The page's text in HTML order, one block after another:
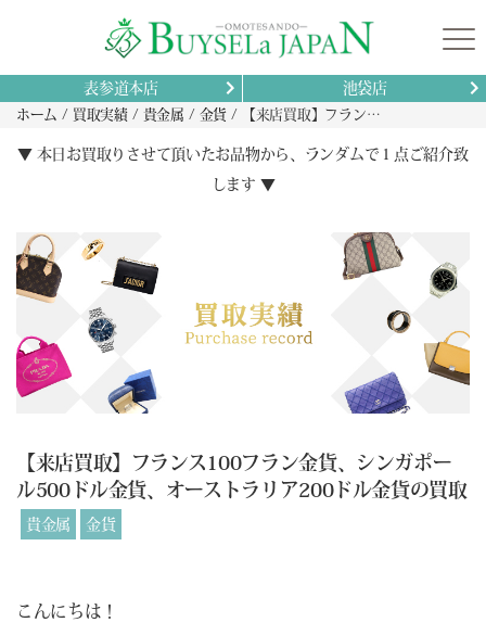
表参道本店 池袋店
ホーム 買取実績 貴金属 金貨 【来店買取】フランス100フラン金貨、シンガポール500ドル金貨、オーストラリア200ドル金貨の買取
▼ 本日お買取りさせて頂いたお品物から、ランダムで１点ご紹介致
します ▼
【来店買取】フランス100フラン金貨、シンガポー
ル500ドル金貨、オーストラリア200ドル金貨の買取
貴金属 金貨
こんにちは！